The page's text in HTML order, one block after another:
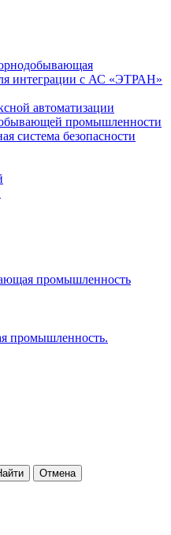
интеграции с АС «ЭТРАН»
автоматизации
промышленности
система безопасности
промышленность
промышленность.
Отмена